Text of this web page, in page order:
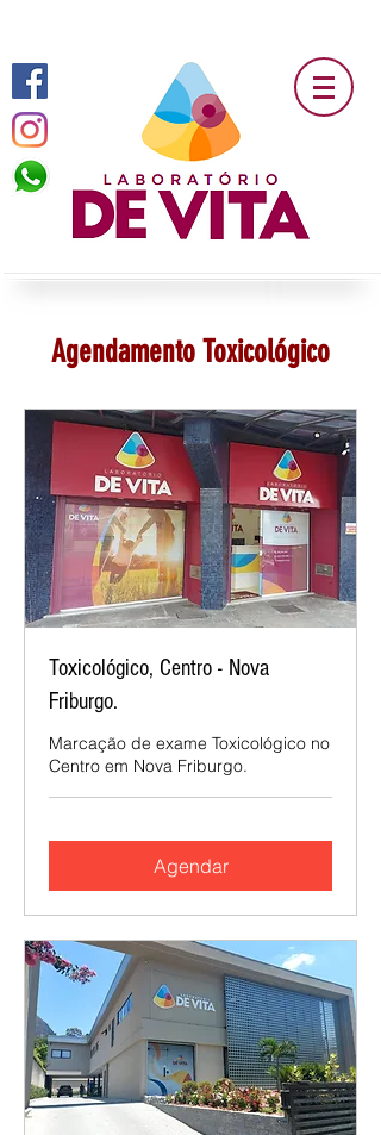
Agendamento Toxicológico
Toxicológico, Centro - Nova
Friburgo.
Marcação de exame Toxicológico no
Centro em Nova Friburgo.
Agendar